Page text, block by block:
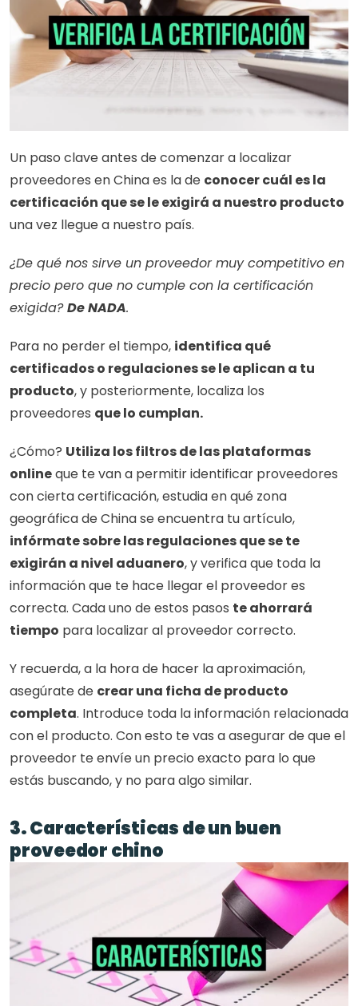
Un paso clave antes de comenzar a localizar
proveedores en China es la de conocer cuál es la
certificación que se le exigirá a nuestro producto
una vez llegue a nuestro país.
¿De qué nos sirve un proveedor muy competitivo en
precio pero que no cumple con la certificación
exigida? De NADA.
Para no perder el tiempo, identifica qué
certificados o regulaciones se le aplican a tu
producto, y posteriormente, localiza los
proveedores que lo cumplan.
¿Cómo? Utiliza los filtros de las plataformas
online que te van a permitir identificar proveedores
con cierta certificación, estudia en qué zona
infórmate sobre las regulaciones que se te
exigirán a nivel aduanero, y verifica que toda la
información que te hace llegar el proveedor es
correcta. Cada uno de estos pasos te ahorrará
tiempo para localizar al proveedor correcto.
Y recuerda, a la hora de hacer la aproximación,
asegúrate de crear una ficha de producto
completa. Introduce toda la información relacionada
con el producto. Con esto te vas a asegurar de que el
proveedor te envíe un precio exacto para lo que
estás buscando, y no para algo similar.
3. Características de un buen
proveedor chino